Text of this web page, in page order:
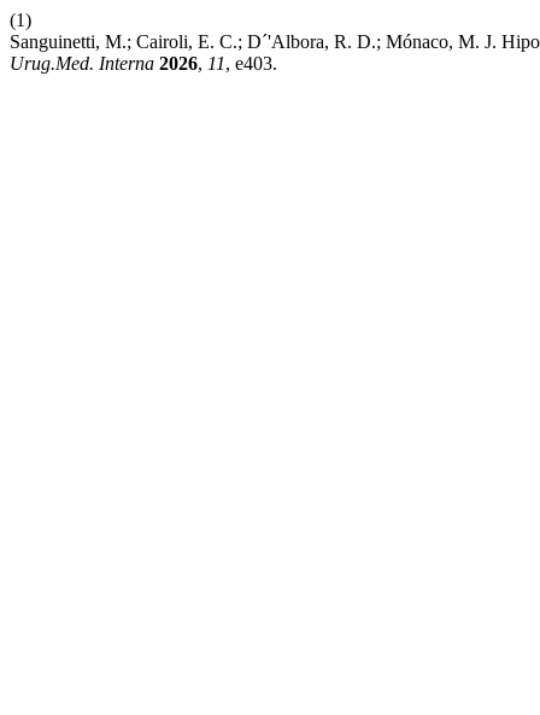
(1)
Sanguinetti, M.; Cairoli, E. C.; D´'Albora, R. D.; Mónaco, M. J.
Urug.Med. Interna 2026, 11, e403.